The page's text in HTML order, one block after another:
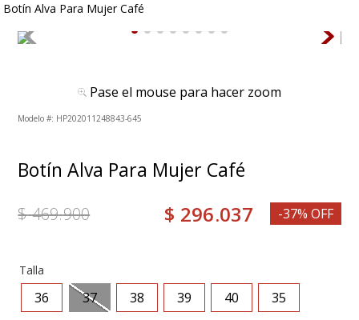
Botín Alva Para Mujer Café
Pase el mouse para hacer zoom
: HP202011248843-645
Botín Alva Para Mujer Café
$469.900 $ 296.037 -37% OFF
Talla
35
36 37 38 39 40
3 .
zapatos hombre
4.
accesorios
7.
mocasines
9.
botas mujer
10. mocasin